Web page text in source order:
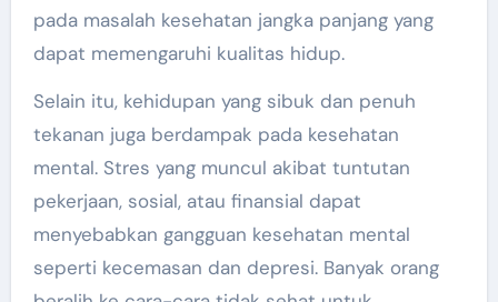
pada masalah kesehatan jangka panjang yang
dapat memengaruhi kualitas hidup.
Selain itu, kehidupan yang sibuk dan penuh
tekanan juga berdampak pada kesehatan
mental. Stres yang muncul akibat tuntutan
pekerjaan, sosial, atau finansial dapat
menyebabkan gangguan kesehatan mental
seperti kecemasan dan depresi. Banyak orang